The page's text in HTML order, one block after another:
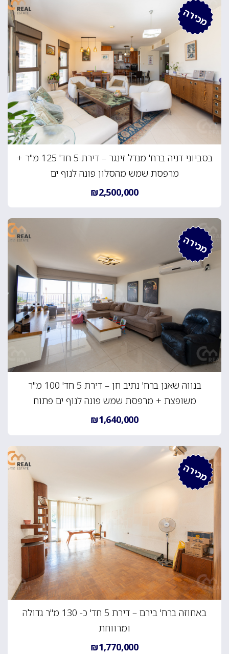
מכירה
בסביוני דניה ברח' מנדל זינגר – דירת 5 חד' 125 מ"ר +
מרפסת שמש מהסלון פונה לנוף ים
₪2,500,000
מכירה
בנווה שאנן ברח' נתיב חן – דירת 5 חד' 100 מ"ר
משופצת + מרפסת שמש פונה לנוף ים פתוח
₪1,640,000
מכירה
באחוזה ברח' בירם – דירת 5 חד' כ- 130 מ"ר גדולה
ומרווחת
₪1,770,000